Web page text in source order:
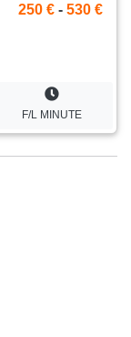
250 € - 530 €
F/L MINUTE